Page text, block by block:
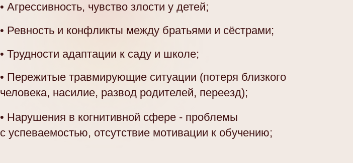
• Агрессивность, чувство злости у детей;
• Ревность и конфликты между братьями и сёстрами;
• Трудности адаптации к саду и школе;
• Пережитые травмирующие ситуации (потеря близкого
человека, насилие, развод родителей, переезд);
• Нарушения в когнитивной сфере - проблемы
с успеваемостью, отсутствие мотивации к обучению;